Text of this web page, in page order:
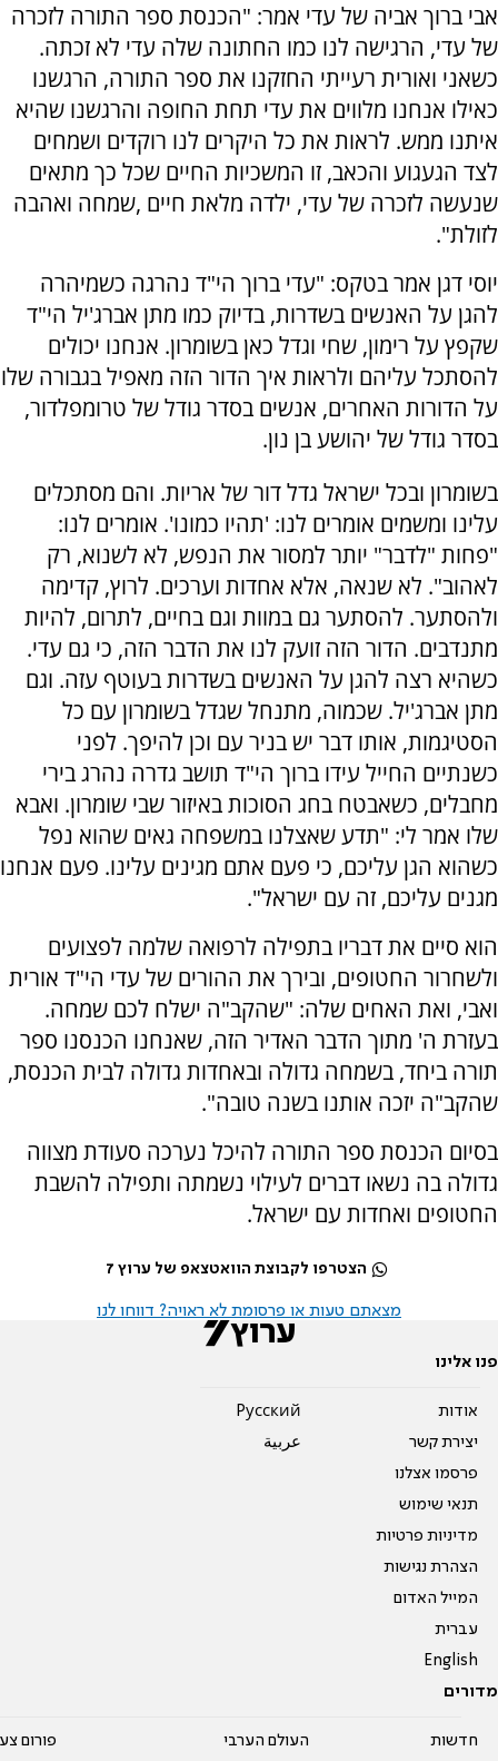
אבי ברוך אביה של עדי אמר: "הכנסת ספר התורה לזכרה
של עדי, הרגישה לנו כמו החתונה שלה עדי לא זכתה.
כשאני ואורית רעייתי החזקנו את ספר התורה, הרגשנו
כאילו אנחנו מלווים את עדי תחת החופה והרגשנו שהיא
איתנו ממש. לראות את כל היקרים לנו רוקדים ושמחים
לצד הגעגוע והכאב, זו המשכיות החיים שכל כך מתאים
שנעשה לזכרה של עדי, ילדה מלאת חיים ,שמחה ואהבה
לזולת".
יוסי דגן אמר בטקס: "עדי ברוך הי"ד נהרגה כשמיהרה
להגן על האנשים בשדרות, בדיוק כמו מתן אברג'יל הי"ד
שקפץ על רימון, שחי וגדל כאן בשומרון. אנחנו יכולים
להסתכל עליהם ולראות איך הדור הזה מאפיל בגבורה שלו
על הדורות האחרים, אנשים בסדר גודל של טרומפלדור,
בסדר גודל של יהושע בן נון.
בשומרון ובכל ישראל גדל דור של אריות. והם מסתכלים
עלינו ומשמים אומרים לנו: 'תהיו כמונו'. אומרים לנו:
"פחות "לדבר" יותר למסור את הנפש, לא לשנוא, רק
לאהוב". לא שנאה, אלא אחדות וערכים. לרוץ, קדימה
ולהסתער. להסתער גם במוות וגם בחיים, לתרום, להיות
מתנדבים. הדור הזה זועק לנו את הדבר הזה, כי גם עדי.
כשהיא רצה להגן על האנשים בשדרות בעוטף עזה. וגם
מתן אברג'יל. שכמוה, מתנחל שגדל בשומרון עם כל
הסטיגמות, אותו דבר יש בניר עם וכן להיפך. לפני
כשנתיים החייל עידו ברוך הי"ד תושב גדרה נהרג בירי
מחבלים, כשאבטח בחג הסוכות באיזור שבי שומרון. ואבא
שלו אמר לי: "תדע שאצלנו במשפחה גאים שהוא נפל
כשהוא הגן עליכם, כי פעם אתם מגינים עלינו. פעם אנחנו
מגנים עליכם, זה עם ישראל".
הוא סיים את דבריו בתפילה לרפואה שלמה לפצועים
ולשחרור החטופים, ובירך את ההורים של עדי הי"ד אורית
ואבי, ואת האחים שלה: "שהקב"ה ישלח לכם שמחה.
בעזרת ה' מתוך הדבר האדיר הזה, שאנחנו הכנסנו ספר
תורה ביחד, בשמחה גדולה ובאחדות גדולה לבית הכנסת,
שהקב"ה יזכה אותנו בשנה טובה".
בסיום הכנסת ספר התורה להיכל נערכה סעודת מצווה
גדולה בה נשאו דברים לעילוי נשמתה ותפילה להשבת
החטופים ואחדות עם ישראל.
הצטרפו לקבוצת הוואטצאפ של ערוץ 7
מצאתם טעות או פרסומת לא ראויה? דווחו לנו
פנו אלינו
אודות
יצירת קשר
פרסמו אצלנו
תנאי שימוש
מדיניות פרטיות
הצהרת נגישות
המייל האדום
עברית
English
Pусский
عربية
מדורים
חדשות העולם הערבי פורום